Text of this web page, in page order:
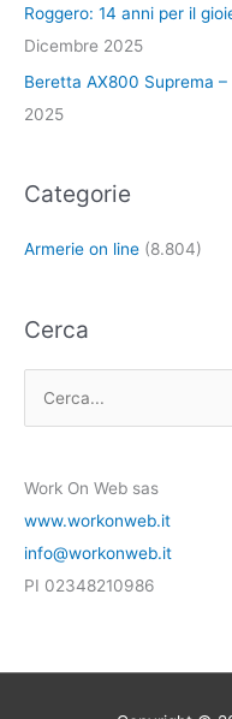
Roggero: 14 anni per il
Dicembre 2025
Beretta AX800 Suprema
2025
Categorie
Armerie on line (8.804)
Cerca
c
a
:
Work On Web sas
www.workonweb.it
info@workonweb.it
PI 02348210986